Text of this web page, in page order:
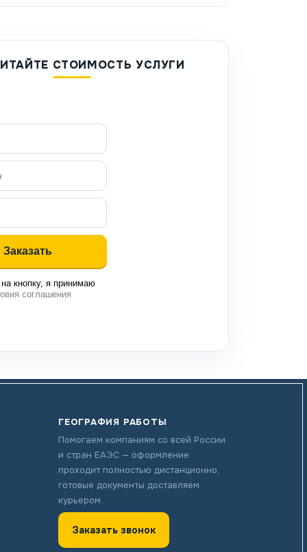
СТОИМОСТЬ УСЛУГИ
кнопку, я принимаю
соглашения
ГЕОГРАФИЯ РАБОТЫ
Помогаем компаниям со всей России
и стран ЕАЭС — оформление
проходит полностью дистанционно,
готовые документы доставляем
курьером.
Заказать звонок